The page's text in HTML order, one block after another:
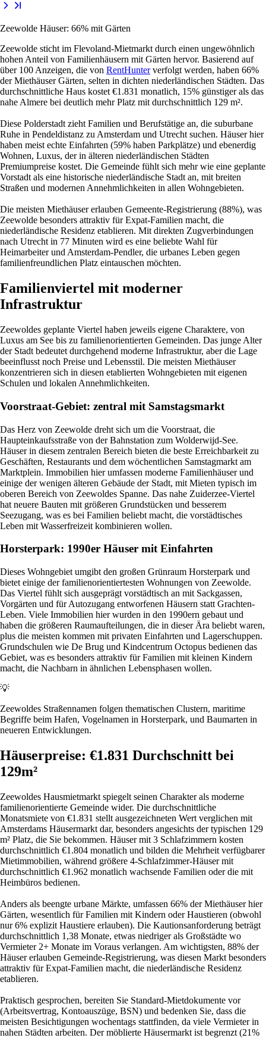
Zeewolde Häuser: 66% mit Gärten
Zeewolde sticht im Flevoland-Mietmarkt durch einen ungewöhnlich
hohen Anteil von Familienhäusern mit Gärten hervor. Basierend auf
über 100 Anzeigen, die von RentHunterverfolgt werden, haben 66%
der Miethäuser Gärten, selten in dichten niederländischen Städten. Das
durchschnittliche Haus kostet €1.831 monatlich, 15% günstiger als das
nahe Almere bei deutlich mehr Platz mit durchschnittlich 129 m².
Diese Polderstadt zieht Familien und Berufstätige an, die suburbane
Ruhe in Pendeldistanz zu Amsterdam und Utrecht suchen. Häuser hier
haben meist echte Einfahrten (59% haben Parkplätze) und ebenerdig
Wohnen, Luxus, der in älteren niederländischen Städten
Premiumpreise kostet. Die Gemeinde fühlt sich mehr wie eine geplante
Vorstadt als eine historische niederländische Stadt an, mit breiten
Straßen und modernen Annehmlichkeiten in allen Wohngebieten.
Die meisten Miethäuser erlauben Gemeente-Registrierung (88%), was
Zeewolde besonders attraktiv für Expat-Familien macht, die
niederländische Residenz etablieren. Mit direkten Zugverbindungen
nach Utrecht in 77 Minuten wird es eine beliebte Wahl für
Heimarbeiter und Amsterdam-Pendler, die urbanes Leben gegen
familienfreundlichen Platz eintauschen möchten.
Familienviertel mit moderner
Infrastruktur
Zeewoldes geplante Viertel haben jeweils eigene Charaktere, von
Luxus am See bis zu familienorientierten Gemeinden. Das junge Alter
der Stadt bedeutet durchgehend moderne Infrastruktur, aber die Lage
beeinflusst noch Preise und Lebensstil. Die meisten Miethäuser
konzentrieren sich in diesen etablierten Wohngebieten mit eigenen
Schulen und lokalen Annehmlichkeiten.
Voorstraat-Gebiet: zentral mit Samstagsmarkt
Das Herz von Zeewolde dreht sich um die Voorstraat, die
Haupteinkaufsstraße von der Bahnstation zum Wolderwijd-See.
Häuser in diesem zentralen Bereich bieten die beste Erreichbarkeit zu
Geschäften, Restaurants und dem wöchentlichen Samstagmarkt am
Marktplein. Immobilien hier umfassen moderne Familienhäuser und
einige der wenigen älteren Gebäude der Stadt, mit Mieten typisch im
oberen Bereich von Zeewoldes Spanne. Das nahe Zuiderzee-Viertel
hat neuere Bauten mit größeren Grundstücken und besserem
Seezugang, was es bei Familien beliebt macht, die vorstädtisches
Leben mit Wasserfreizeit kombinieren wollen.
Horsterpark: 1990er Häuser mit Einfahrten
Dieses Wohngebiet umgibt den großen Grünraum Horsterpark und
bietet einige der familienorientiertesten Wohnungen von Zeewolde.
Das Viertel fühlt sich ausgeprägt vorstädtisch an mit Sackgassen,
Vorgärten und für Autozugang entworfenen Häusern statt Grachten-
Leben. Viele Immobilien hier wurden in den 1990ern gebaut und
haben die größeren Raumaufteilungen, die in dieser Ära beliebt waren,
plus die meisten kommen mit privaten Einfahrten und Lagerschuppen.
Grundschulen wie De Brug und Kindcentrum Octopus bedienen das
Gebiet, was es besonders attraktiv für Familien mit kleinen Kindern
macht, die Nachbarn in ähnlichen Lebensphasen wollen.
💡
Zeewoldes Straßennamen folgen thematischen Clustern, maritime
Begriffe beim Hafen, Vogelnamen in Horsterpark, und Baumarten in
neueren Entwicklungen.
Häuserpreise: €1.831 Durchschnitt bei
129m²
Zeewoldes Hausmietmarkt spiegelt seinen Charakter als moderne
familienorientierte Gemeinde wider. Die durchschnittliche
Monatsmiete von €1.831 stellt ausgezeichneten Wert verglichen mit
Amsterdams Häusermarkt dar, besonders angesichts der typischen 129
m² Platz, die Sie bekommen. Häuser mit 3 Schlafzimmern kosten
durchschnittlich €1.804 monatlich und bilden die Mehrheit verfügbarer
Mietimmobilien, während größere 4-Schlafzimmer-Häuser mit
durchschnittlich €1.962 monatlich wachsende Familien oder die mit
Heimbüros bedienen.
Anders als beengte urbane Märkte, umfassen 66% der Miethäuser hier
Gärten, wesentlich für Familien mit Kindern oder Haustieren (obwohl
nur 6% explizit Haustiere erlauben). Die Kautionsanforderung beträgt
durchschnittlich 1,38 Monate, etwas niedriger als Großstädte wo
Vermieter 2+ Monate im Voraus verlangen. Am wichtigsten, 88% der
Häuser erlauben Gemeinde-Registrierung, was diesen Markt besonders
attraktiv für Expat-Familien macht, die niederländische Residenz
etablieren.
Praktisch gesprochen, bereiten Sie Standard-Mietdokumente vor
(Arbeitsvertrag, Kontoauszüge, BSN) und bedenken Sie, dass die
meisten Besichtigungen wochentags stattfinden, da viele Vermieter in
nahen Städten arbeiten. Der möblierte Häusermarkt ist begrenzt (21%